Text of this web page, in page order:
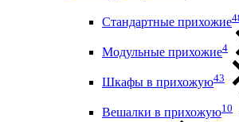
Стандартные прихожие
Модульные прихожие4
Шкафы в прихожую43
Вешалки в прихожую10